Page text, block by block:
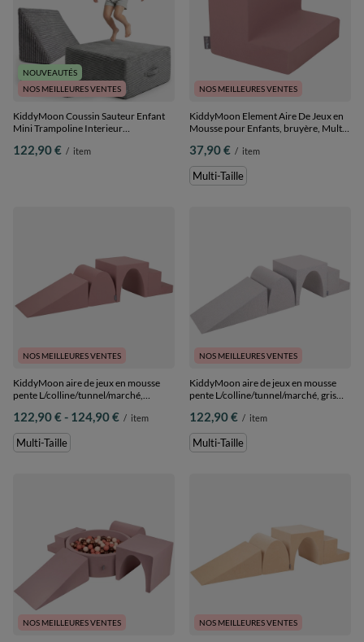
NOUVEAUTÉS
NOS MEILLEURES VENTES
KiddyMoon Coussin Sauteur Enfant
Mini Trampoline Interieur
Amovible En Tissu Cotele Deux
122,90 € / item
NOS MEILLEURES VENTES
KiddyMoon Element Aire De Jeux en
Mousse pour Enfants, bruyère, Multi-
37,90 € / item
Multi-Taille
NOS MEILLEURES VENTES
KiddyMoon aire de jeux en mousse
pente L/colline/tunnel/marché,
de
122,90 €- vers le bas
124,90 € / item
Multi-Taille
NOS MEILLEURES VENTES
KiddyMoon aire de jeux en mousse
pente L/colline/tunnel/marché, gris
122,90 € / item
Multi-Taille
NOS MEILLEURES VENTES NOS MEILLEURES VENTES